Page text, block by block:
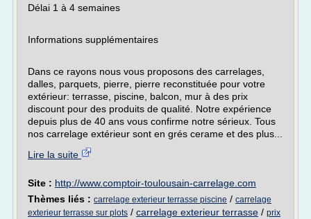
Délai 1 à 4 semaines
Informations supplémentaires
Dans ce rayons nous vous proposons des carrelages,
dalles, parquets, pierre, pierre reconstituée pour votre
extérieur: terrasse, piscine, balcon, mur à des prix
discount pour des produits de qualité. Notre expérience
depuis plus de 40 ans vous confirme notre sérieux. Tous
nos carrelage extérieur sont en grés cerame et des plus...
Lire la suite
Site : http://www.comptoir-toulousain-carrelage.com
Thèmes liés : carrelage exterieur terrasse piscine / carrelage
exterieur terrasse sur plots / carrelage exterieur terrasse / prix